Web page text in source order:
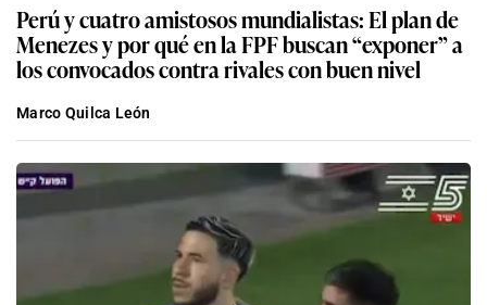
Perú y cuatro amistosos mundialistas: El plan de
Menezes y por qué en la FPF buscan “exponer” a
los convocados contra rivales con buen nivel
Marco Quilca León